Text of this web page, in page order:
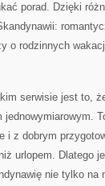
porad. Dzięki
o rodzinnych
serwisie jest to,
jednowymiarowym.
i z dobrym
urlopem. Dlatego
nie tylko na